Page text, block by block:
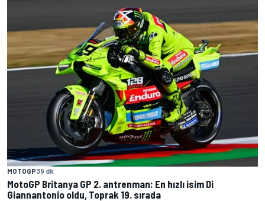
MOTOGP39 dk
MotoGP Britanya GP 2. antrenman: En hızlı isim Di
Giannantonio oldu, Toprak 19. sırada